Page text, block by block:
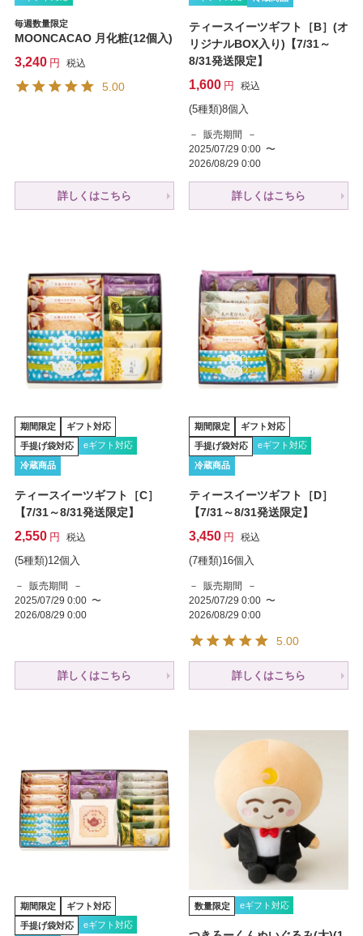
毎週数量限定
MOONCACAO 月化粧(12個入)
3,240 税込
5.00
詳しくはこちら
ティースイーツギフト［B］(オ
リジナルBOX入り)【7/31～
8/31発送限定】
1,600 税込
(5種類)8個入
販売期間
2025/07/29 0:00 〜
2026/08/29 0:00
詳しくはこちら
期間限定 ギフト対応
手提げ袋対応 eギフト対応
冷蔵商品
ティースイーツギフト［C］
【7/31～8/31発送限定】
2,550 税込
(5種類)12個入
販売期間
2025/07/29 0:00 〜
2026/08/29 0:00
詳しくはこちら
期間限定 ギフト対応
手提げ袋対応 eギフト対応
冷蔵商品
ティースイーツギフト［D］
【7/31～8/31発送限定】
3,450 税込
(7種類)16個入
販売期間
2025/07/29 0:00 〜
2026/08/29 0:00
5.00
詳しくはこちら
期間限定 ギフト対応
手提げ袋対応 eギフト対応
数量限定 eギフト対応